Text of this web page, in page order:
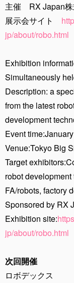
主催 RX Japan株
展示会サイト
jp/about/robo.html
Exhibition
Simultaneously
Description: a
from the latest
development
Event
Venue:Tokyo Big
Target
robot
FA/robots, factory
Sponsored by RX
Exhibition site:
jp/about/robo.html
次回開催
ロボデックス